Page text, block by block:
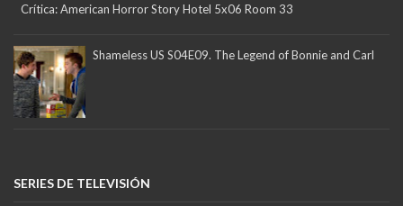
Crítica: American Horror Story Hotel 5x06 Room 33
Shameless US S04E09. The Legend of Bonnie and Carl
SERIES DE TELEVISIÓN